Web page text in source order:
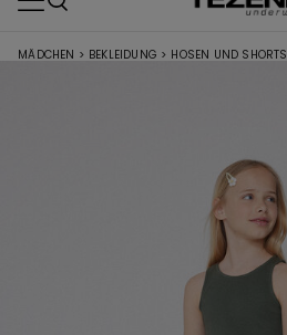
MÄDCHEN > BEKLEIDUNG > HOSEN UND SHORTS